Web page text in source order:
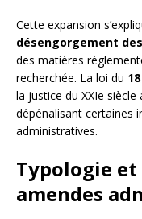
Cette expansion
désengorgement
des matières
recherchée. La loi du
la justice du XXIe
dépénalisant certaines
administratives.
Typologie
amendes